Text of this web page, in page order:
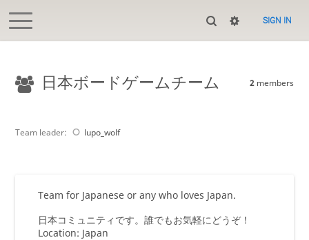
SIGN IN
日本ボードゲームチーム 2 members
Team leader: lupo_wolf
Team for Japanese or any who loves Japan.
日本コミュニティです。誰でもお気軽にどうぞ！
Location: Japan